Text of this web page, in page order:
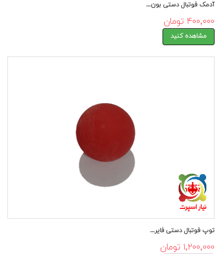
آدمک فوتبال دستی بون...
۴۰۰,۰۰۰ تومان
مشاهده کنید
توپ فوتبال دستی فایر...
۱,۲۰۰,۰۰۰ تومان